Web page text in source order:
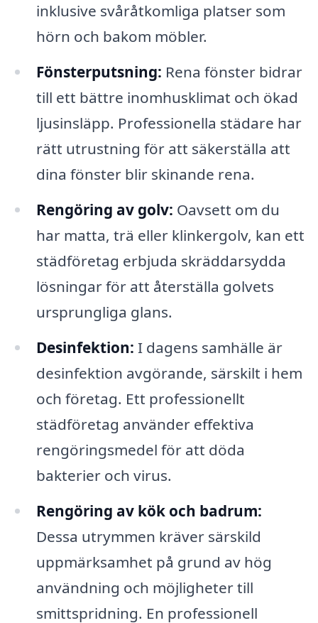
inklusive svåråtkomliga platser som
hörn och bakom möbler.
Fönsterputsning: Rena fönster bidrar
till ett bättre inomhusklimat och ökad
ljusinsläpp. Professionella städare har
rätt utrustning för att säkerställa att
dina fönster blir skinande rena.
Rengöring av golv: Oavsett om du
har matta, trä eller klinkergolv, kan ett
städföretag erbjuda skräddarsydda
lösningar för att återställa golvets
ursprungliga glans.
Desinfektion: I dagens samhälle är
desinfektion avgörande, särskilt i hem
och företag. Ett professionellt
städföretag använder effektiva
rengöringsmedel för att döda
bakterier och virus.
Rengöring av kök och badrum:
Dessa utrymmen kräver särskild
uppmärksamhet på grund av hög
användning och möjligheter till
smittspridning. En professionell